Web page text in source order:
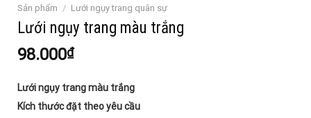
Sản phẩm / Lưới ngụy trang quân sự
Lưới ngụy trang màu trắng
98.000₫
Lưới ngụy trang màu trắng
Kích thước đặt theo yêu cầu